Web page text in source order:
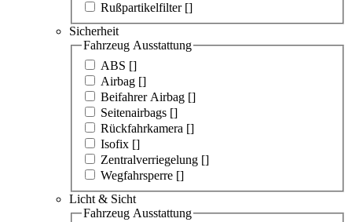
Rußpartikelfilter []
Sicherheit
Fahrzeug Ausstattung
ABS []
Airbag []
Beifahrer Airbag []
Seitenairbags []
Rückfahrkamera []
Isofix []
Zentralverriegelung []
Wegfahrsperre []
Licht & Sicht
Fahrzeug Ausstattung